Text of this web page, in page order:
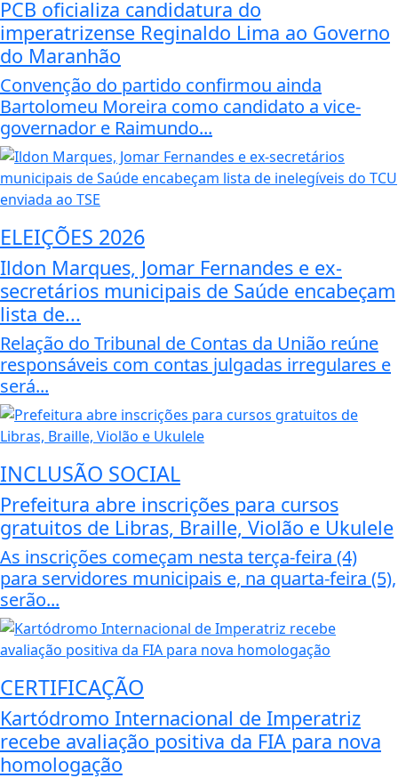
PCB oficializa candidatura do
imperatrizense Reginaldo Lima ao Governo
do Maranhão
Convenção do partido confirmou ainda
Bartolomeu Moreira como candidato a vice-
governador e Raimundo...
ELEIÇÕES 2026
Ildon Marques, Jomar Fernandes e ex-
secretários municipais de Saúde encabeçam
lista de...
Relação do Tribunal de Contas da União reúne
responsáveis com contas julgadas irregulares e
será...
INCLUSÃO SOCIAL
Prefeitura abre inscrições para cursos
gratuitos de Libras, Braille, Violão e Ukulele
As inscrições começam nesta terça-feira (4)
para servidores municipais e, na quarta-feira (5),
serão...
CERTIFICAÇÃO
Kartódromo Internacional de Imperatriz
recebe avaliação positiva da FIA para nova
homologação